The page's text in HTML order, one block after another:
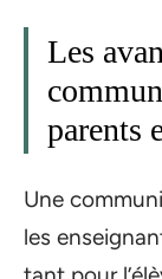
Les
parents
Une
les